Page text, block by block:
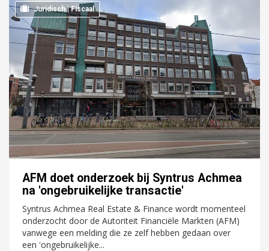
Juridisch | Fiscaal
AFM doet onderzoek bij Syntrus Achmea
na 'ongebruikelijke transactie'
Syntrus Achmea Real Estate & Finance wordt momenteel
onderzocht door de Autoriteit Financiële Markten (AFM)
vanwege een melding die ze zelf hebben gedaan over
een 'ongebruikelijke...